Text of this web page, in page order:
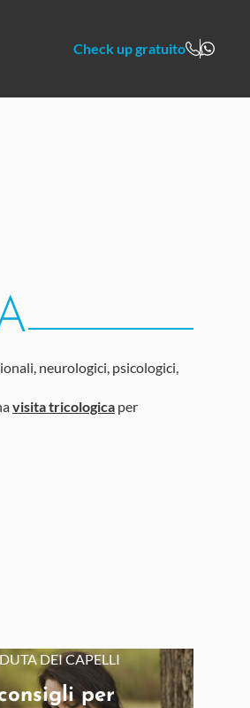
Check up gratuito
neurologici, psicologici,
visita tricologica per
DEI CAPELLI
per